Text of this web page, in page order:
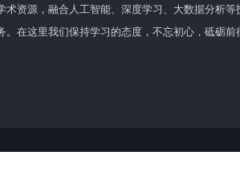
术资源，融合人工智能、深度学习、大数据分析
。在这里我们保持学习的态度，不忘初心，砥砺前